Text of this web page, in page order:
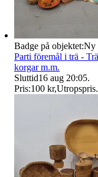
Badge på objektet:Ny
Parti föremål i trä -
korgar m.m.
Sluttid16 aug 20:05.
Pris:100 kr,Utropspris.